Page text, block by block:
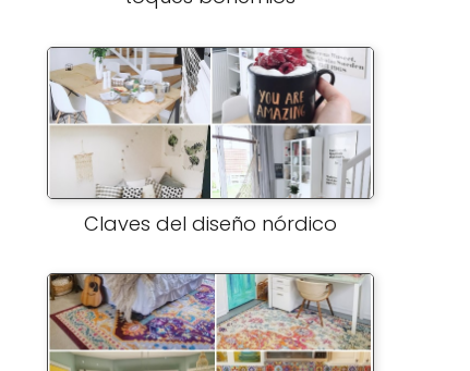
Claves del diseño nórdico